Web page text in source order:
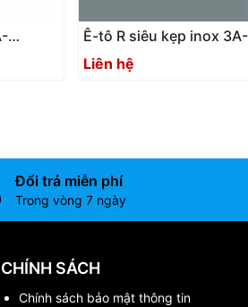
Ê-tô R siêu kẹp inox 3A-
200130
Liên hệ
Đổi trả miễn phí
Trong vòng 7 ngày
CHÍNH SÁCH
Chính sách bảo mật thông tin